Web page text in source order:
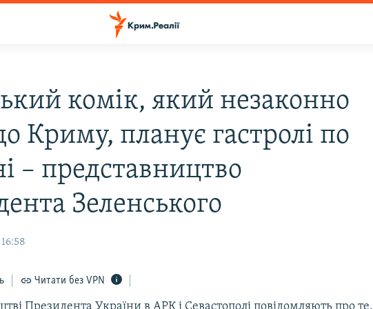
комік, який незаконно
Криму, планує гастролі по
– представництво
Зеленського
Читати без VPN